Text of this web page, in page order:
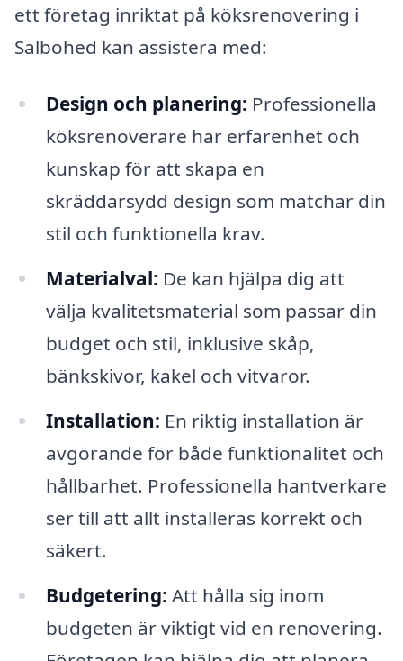
ett företag inriktat på köksrenovering i
Salbohed kan assistera med:
Design och planering: Professionella
köksrenoverare har erfarenhet och
kunskap för att skapa en
skräddarsydd design som matchar din
stil och funktionella krav.
Materialval: De kan hjälpa dig att
välja kvalitetsmaterial som passar din
budget och stil, inklusive skåp,
bänkskivor, kakel och vitvaror.
Installation: En riktig installation är
avgörande för både funktionalitet och
hållbarhet. Professionella hantverkare
ser till att allt installeras korrekt och
säkert.
Budgetering: Att hålla sig inom
budgeten är viktigt vid en renovering.